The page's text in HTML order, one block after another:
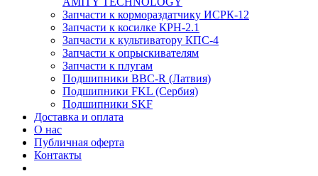
Запчасти к кормораздатчику ИСРК-12
Запчасти к косилке КРН-2.1
Запчасти к культиватору КПС-4
Запчасти к опрыскивателям
Запчасти к плугам
Подшипники BBC-R (Латвия)
Подшипники FKL (Сербия)
Подшипники SKF
Доставка и оплата
О нас
Публичная оферта
Контакты